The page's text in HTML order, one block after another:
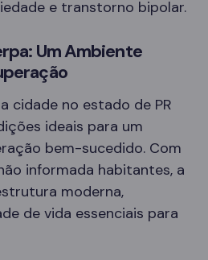
e transtorno bipolar.
Um Ambiente
cidade no estado de PR
ideais para um
bem-sucedido. Com
informada habitantes, a
moderna,
de vida essenciais para